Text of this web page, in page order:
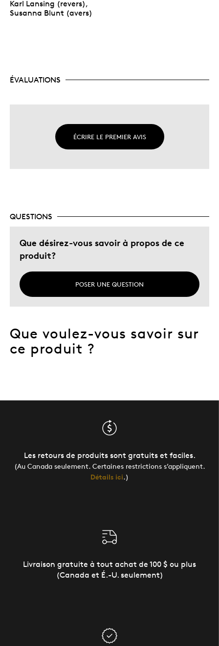
Karl Lansing (revers),
Susanna Blunt (avers)
ÉVALUATIONS
ÉCRIRE LE PREMIER AVIS
QUESTIONS
Que désirez-vous savoir à propos de ce
produit?
POSER UNE QUESTION
Que voulez-vous savoir sur
ce produit ?
Les retours de produits sont gratuits et faciles.
(Au Canada seulement. Certaines restrictions s’appliquent.
Détails ici.)
Livraison gratuite à tout achat de 100 $ ou plus
(Canada et É.-U. seulement)